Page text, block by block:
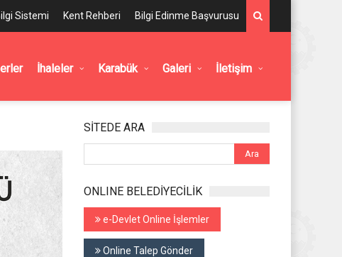
Sistemi Kent Rehberi Bilgi Edinme Başvurusu
İhaleler Karabük Galeri İletişim
SİTEDE ARA
ONLINE BELEDİYECİLİK
e-Devlet Online İşlemler
Online Talep Gönder